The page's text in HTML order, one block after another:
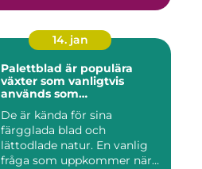
14. jan
Palettblad är populära
växter som vanligtvis
används som
De är kända för sina
färgglada blad och
lättodlade natur. En vanlig
fråga som uppkommer när